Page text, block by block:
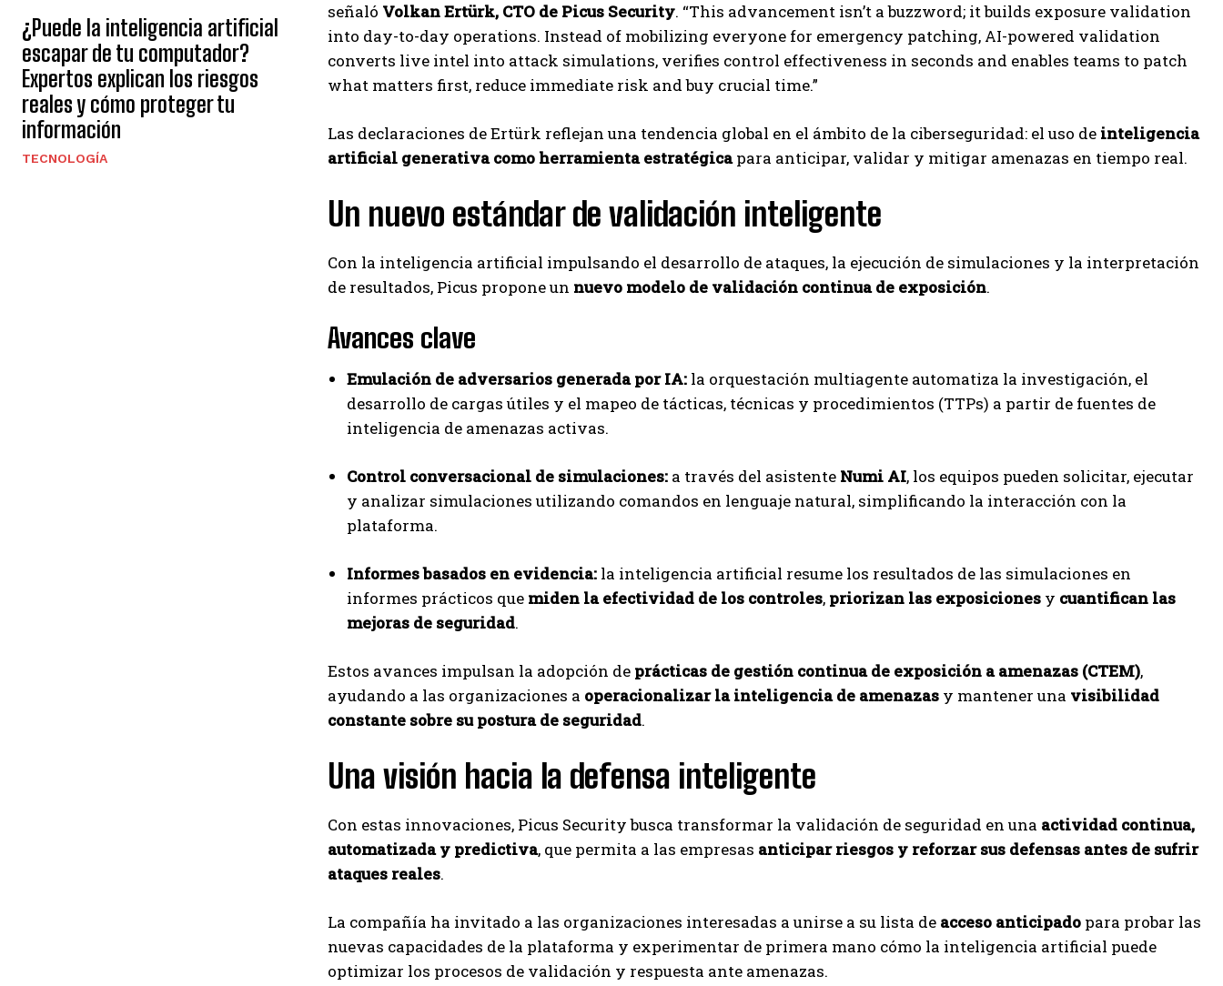
¿Puede la inteligencia artificial
escapar de tu computador?
Expertos explican los riesgos
reales y cómo proteger tu
información
TECNOLOGÍA
señaló Volkan Ertürk, CTO de Picus Security. “This advancement isn’t a buzzword; it builds exposure validation
into day-to-day operations. Instead of mobilizing everyone for emergency patching, AI-powered validation
converts live intel into attack simulations, verifies control effectiveness in seconds and enables teams to patch
what matters first, reduce immediate risk and buy crucial time.”
Las declaraciones de Ertürk reflejan una tendencia global en el ámbito de la ciberseguridad: el uso de inteligencia
artificial generativa como herramienta estratégicapara anticipar, validar y mitigar amenazas en tiempo real.
Un nuevo estándar de validación inteligente
Con la inteligencia artificial impulsando el desarrollo de ataques, la ejecución de simulaciones y la interpretación
de resultados, Picus propone un nuevo modelo de validación continua de exposición.
Avances clave
Emulación de adversarios generada por IA: la orquestación multiagente automatiza la investigación, el
desarrollo de cargas útiles y el mapeo de tácticas, técnicas y procedimientos (TTPs) a partir de fuentes de
inteligencia de amenazas activas.
Control conversacional de simulaciones: a través del asistente Numi AI, los equipos pueden solicitar, ejecutar
y analizar simulaciones utilizando comandos en lenguaje natural, simplificando la interacción con la
plataforma.
Informes basados en evidencia: la inteligencia artificial resume los resultados de las simulaciones en
informes prácticos que miden la efectividad de los controles, priorizan las exposiciones y cuantifican las
mejoras de seguridad.
Estos avances impulsan la adopción de prácticas de gestión continua de exposición a amenazas (CTEM),
ayudando a las organizaciones a operacionalizar la inteligencia de amenazas y mantener una visibilidad
constante sobre su postura de seguridad.
Una visión hacia la defensa inteligente
Con estas innovaciones, Picus Security busca transformar la validación de seguridad en una actividad continua,
automatizada y predictiva, que permita a las empresas anticipar riesgos y reforzar sus defensas antes de sufrir
ataques reales.
La compañía ha invitado a las organizaciones interesadas a unirse a su lista de acceso anticipado para probar las
nuevas capacidades de la plataforma y experimentar de primera mano cómo la inteligencia artificial puede
optimizar los procesos de validación y respuesta ante amenazas.